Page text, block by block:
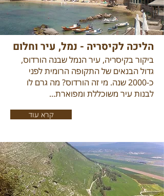
הליכה לקיסריה - נמל, עיר וחלום
ביקור בקיסריה, עיר הנמל שבנה הורדוס,
גדול הבנאים של התקופה הרומית לפני
כ-2000 שנה. מי זה הורדוס? מה גרם לו
לבנות עיר משוכללת ומפוארת...
קרא עוד